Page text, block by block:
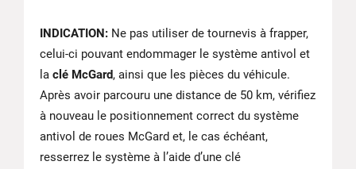
INDICATION: Ne pas utiliser de tournevis à frapper,
celui-ci pouvant endommager le système antivol et
la clé McGard, ainsi que les pièces du véhicule.
Après avoir parcouru une distance de 50 km, vérifiez
à nouveau le positionnement correct du système
antivol de roues McGard et, le cas échéant,
resserrez le système à l’aide d’une clé